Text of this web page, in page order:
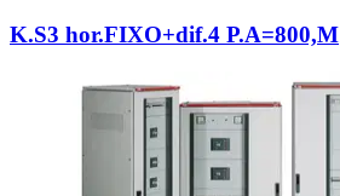
K.S3 hor.FIXO+dif.4 P.A=800,M